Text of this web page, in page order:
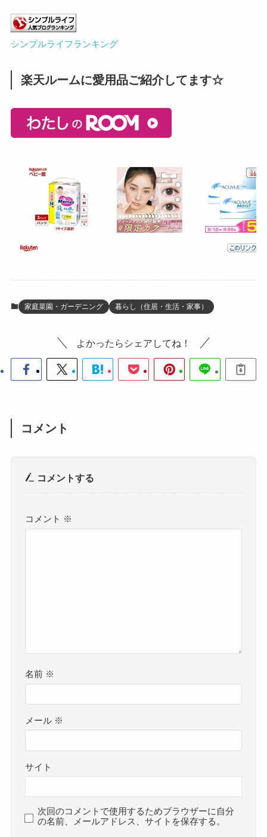
シンプルライフランキング
楽天ルームに愛用品ご紹介してます☆
家庭菜園・ガーデニング 暮らし（住居・生活・家事）
よかったらシェアしてね！
コメント
コメントする
コメント ※
名前 ※
メール ※
サイト
次回のコメントで使用するためブラウザーに自分
の名前、メールアドレス、サイトを保存する。